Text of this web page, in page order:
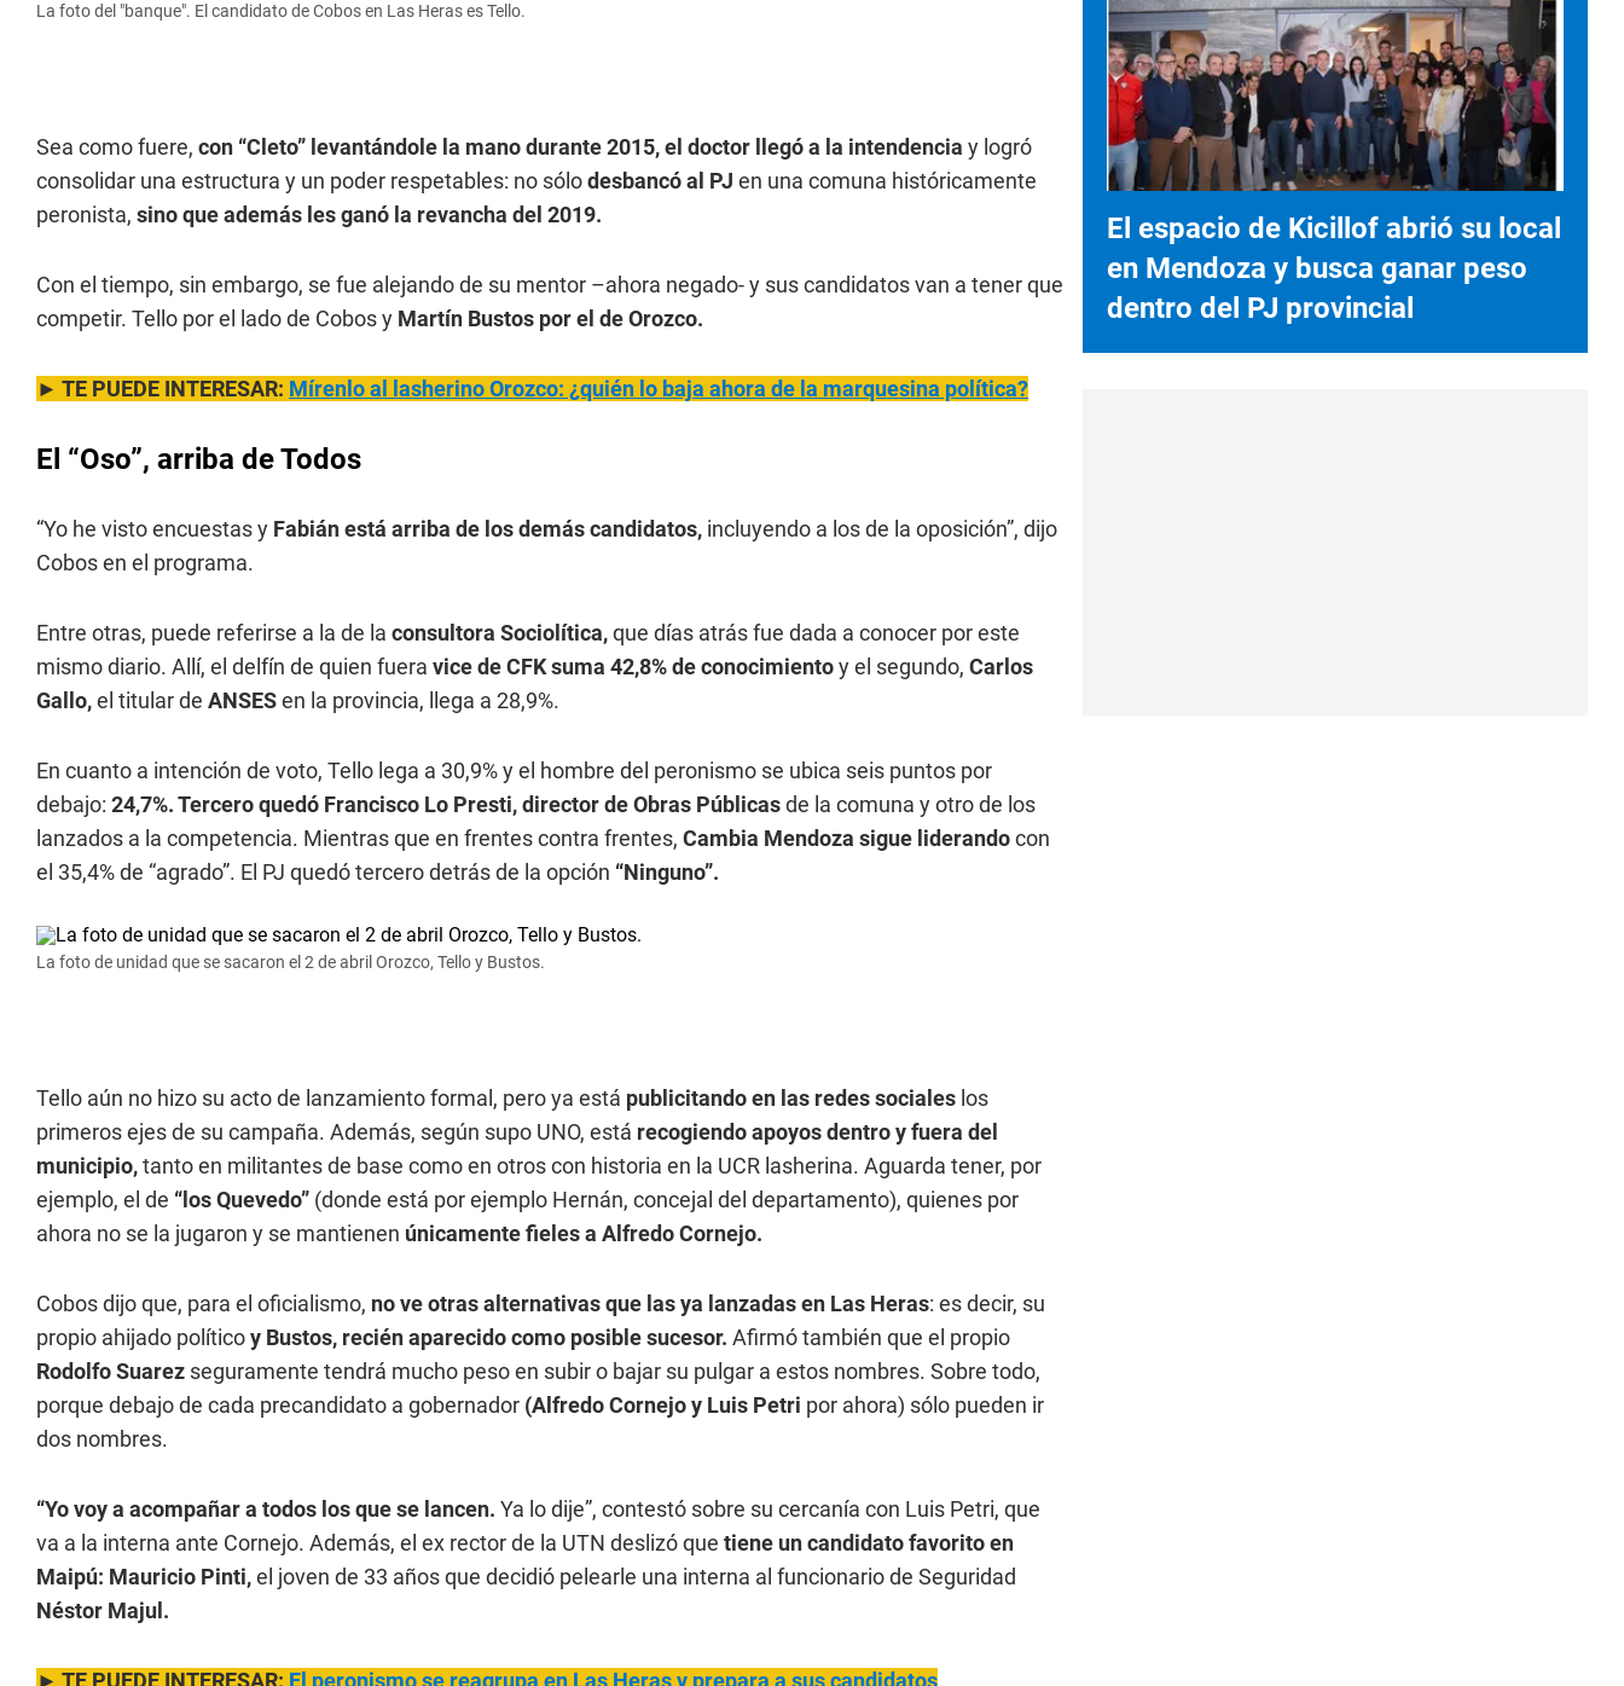
La foto del "banque". El candidato de Cobos en Las Heras es Tello.
Sea como fuere, con “Cleto” levantándole la mano durante 2015, el doctor llegó a la intendencia y logró
consolidar una estructura y un poder respetables: no sólodesbancó al PJ en una comuna históricamente
peronista, sino que además les ganó la revancha del 2019.
Con el tiempo, sin embargo, se fue alejando de su mentor –ahora negado- y sus candidatos van a tener que
competir. Tello por el lado de Cobos y Martín Bustos por el de Orozco.
► TE PUEDE INTERESAR: Mírenlo al lasherino Orozco: ¿quién lo baja ahora de la marquesina política?
El “Oso”, arriba de Todos
“Yo he visto encuestas y Fabián está arriba de los demás candidatos, incluyendo a los de la oposición”, dijo
Cobos en el programa.
Entre otras, puede referirse a la de la consultora Sociolítica,que días atrás fue dada a conocer por este
mismo diario. Allí, el delfín de quien fuera vice de CFK suma 42,8% de conocimientoy el segundo, Carlos
Gallo,el titular de ANSESen la provincia, llega a 28,9%.
En cuanto a intención de voto, Tello lega a 30,9% y el hombre del peronismo se ubica seis puntos por
debajo: 24,7%. Tercero quedó Francisco Lo Presti, director de Obras Públicasde la comuna y otro de los
lanzados a la competencia. Mientras que en frentes contra frentes, Cambia Mendoza sigue liderandocon
el 35,4% de “agrado”. El PJ quedó tercero detrás de la opción “Ninguno”.
La foto de unidad que se sacaron el 2 de abril Orozco, Tello y Bustos.
Tello aún no hizo su acto de lanzamiento formal, pero ya está publicitando en las redes sociales los
primeros ejes de su campaña. Además, según supo UNO, está recogiendo apoyos dentro y fuera del
municipio,tanto en militantes de base como en otros con historia en la UCR lasherina. Aguarda tener, por
ejemplo, el de “los Quevedo” (donde está por ejemplo Hernán, concejal del departamento), quienes por
ahora no se la jugaron y se mantienen únicamente fieles a Alfredo Cornejo.
Cobos dijo que, para el oficialismo, no ve otras alternativas que las ya lanzadas en Las Heras: es decir, su
propio ahijado políticoy Bustos, recién aparecido como posible sucesor. Afirmó también que el propio
Rodolfo Suarez seguramente tendrá mucho peso en subir o bajar su pulgar a estos nombres. Sobre todo,
porque debajo de cada precandidato a gobernador (Alfredo Cornejo y Luis Petri por ahora) sólo pueden ir
dos nombres.
“Yo voy a acompañar a todos los que se lancen. Ya lo dije”, contestó sobre su cercanía con Luis Petri, que
va a la interna ante Cornejo. Además, el ex rector de la UTN deslizó que tiene un candidato favorito en
Maipú: Mauricio Pinti,el joven de 33 años que decidió pelearle una interna al funcionario de Seguridad
Néstor Majul.
► TE PUEDE INTERESAR: El peronismo se reagrupa en Las Heras y prepara a sus candidatos
El espacio de Kicillof abrió su local
en Mendoza y busca ganar peso
dentro del PJ provincial